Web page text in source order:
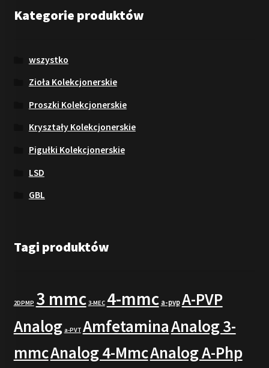
Kategorie produktów
wszystko
Zioła Kolekcjonerskie
Proszki Kolekcjonerskie
Kryształy Kolekcjonerskie
Pigułki Kolekcjonerskie
LSD
GBL
Tagi produktów
2DPMP 3 mmc 3-MEC 4-mmc a-pvp A-PVP
Analog a-PVT AmfetaminaAnalog 3-
mmcAnalog 4-MmcAnalog A-Php